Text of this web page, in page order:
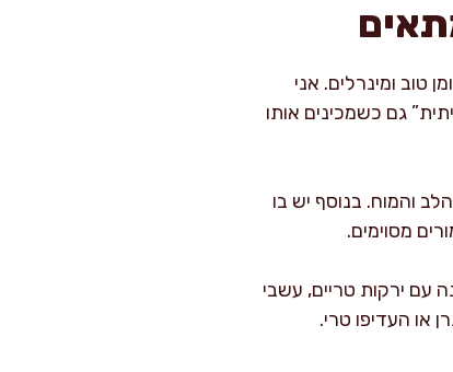
טוב ומינרלים. אני
גם כשמכינים אותו
שריר, ואומגה 3 שתומכת בבריאות הלב והמוח. בנוסף יש בו
עם ירקות טריים, עשבי
או העדיפו טרי.